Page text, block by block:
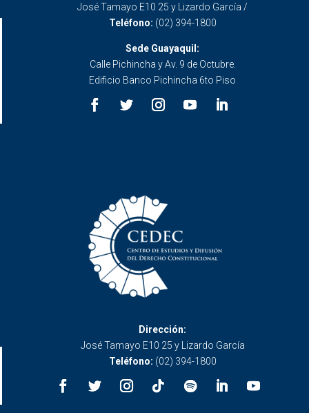
José Tamayo E10 25 y Lizardo García /
Teléfono: (02) 394-1800
Sede Guayaquil:
Calle Pichincha y Av. 9 de Octubre.
Edificio Banco Pichincha 6to Piso
Dirección:
José Tamayo E10 25 y Lizardo García
Teléfono: (02) 394-1800